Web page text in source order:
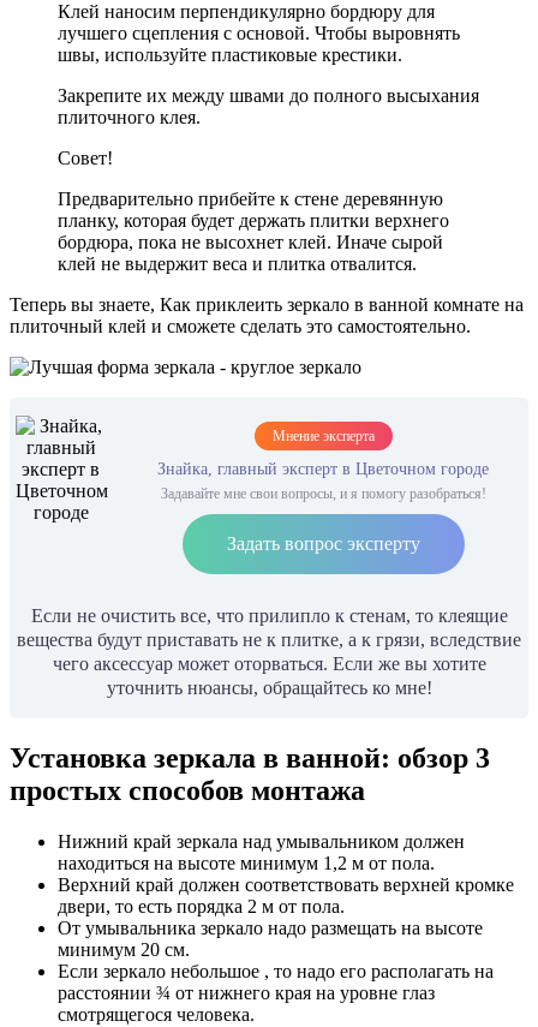
Клей наносим перпендикулярно бордюру для
лучшего сцепления с основой. Чтобы выровнять
швы, используйте пластиковые крестики.
Закрепите их между швами до полного высыхания
плиточного клея.
Совет!
Предварительно прибейте к стене деревянную
планку, которая будет держать плитки верхнего
бордюра, пока не высохнет клей. Иначе сырой
клей не выдержит веса и плитка отвалится.
Теперь вы знаете, Как приклеить зеркало в ванной комнате на
плиточный клей и сможете сделать это самостоятельно.
Мнение эксперта
Знайка, главный эксперт в Цветочном городе
Задавайте мне свои вопросы, и я помогу разобраться!
Задать вопрос эксперту
Если не очистить все, что прилипло к стенам, то клеящие
вещества будут приставать не к плитке, а к грязи, вследствие
чего аксессуар может оторваться. Если же вы хотите
уточнить нюансы, обращайтесь ко мне!
Установка зеркала в ванной: обзор 3
простых способов монтажа
Нижний край зеркала над умывальником должен
находиться на высоте минимум 1,2 м от пола.
Верхний край должен соответствовать верхней кромке
двери, то есть порядка 2 м от пола.
От умывальника зеркало надо размещать на высоте
минимум 20 см.
Если зеркало небольшое , то надо его располагать на
расстоянии ¾ от нижнего края на уровне глаз
смотрящегося человека.